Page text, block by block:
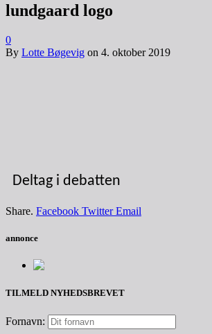
lundgaard logo
0
By Lotte Bøgevig on 4. oktober 2019
Deltag i debatten
Share. Facebook Twitter Email
annonce
TILMELD NYHEDSBREVET
Fornavn: